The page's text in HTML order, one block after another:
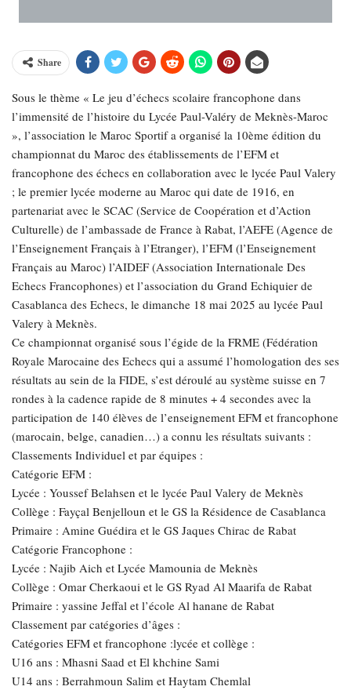
Share
Sous le thème « Le jeu d’échecs scolaire francophone dans
l’immensité de l’histoire du Lycée Paul-Valéry de Meknès-Maroc
», l’association le Maroc Sportif a organisé la 10ème édition du
championnat du Maroc des établissements de l’EFM et
francophone des échecs en collaboration avec le lycée Paul Valery
; le premier lycée moderne au Maroc qui date de 1916, en
partenariat avec le SCAC (Service de Coopération et d’Action
Culturelle) de l’ambassade de France à Rabat, l’AEFE (Agence de
l’Enseignement Français à l’Etranger), l’EFM (l’Enseignement
Français au Maroc) l’AIDEF (Association Internationale Des
Echecs Francophones) et l’association du Grand Echiquier de
Casablanca des Echecs, le dimanche 18 mai 2025 au lycée Paul
Valery à Meknès.
Ce championnat organisé sous l’égide de la FRME (Fédération
Royale Marocaine des Echecs qui a assumé l’homologation des ses
résultats au sein de la FIDE, s’est déroulé au système suisse en 7
rondes à la cadence rapide de 8 minutes + 4 secondes avec la
participation de 140 élèves de l’enseignement EFM et francophone
(marocain, belge, canadien…) a connu les résultats suivants :
Classements Individuel et par équipes :
Catégorie EFM :
Lycée : Youssef Belahsen et le lycée Paul Valery de Meknès
Collège : Fayçal Benjelloun et le GS la Résidence de Casablanca
Primaire : Amine Guédira et le GS Jaques Chirac de Rabat
Catégorie Francophone :
Lycée : Najib Aich et Lycée Mamounia de Meknès
Collège : Omar Cherkaoui et le GS Ryad Al Maarifa de Rabat
Primaire : yassine Jeffal et l’école Al hanane de Rabat
Classement par catégories d’âges :
Catégories EFM et francophone :lycée et collège :
U16 ans : Mhasni Saad et El khchine Sami
U14 ans : Berrahmoun Salim et Haytam Chemlal